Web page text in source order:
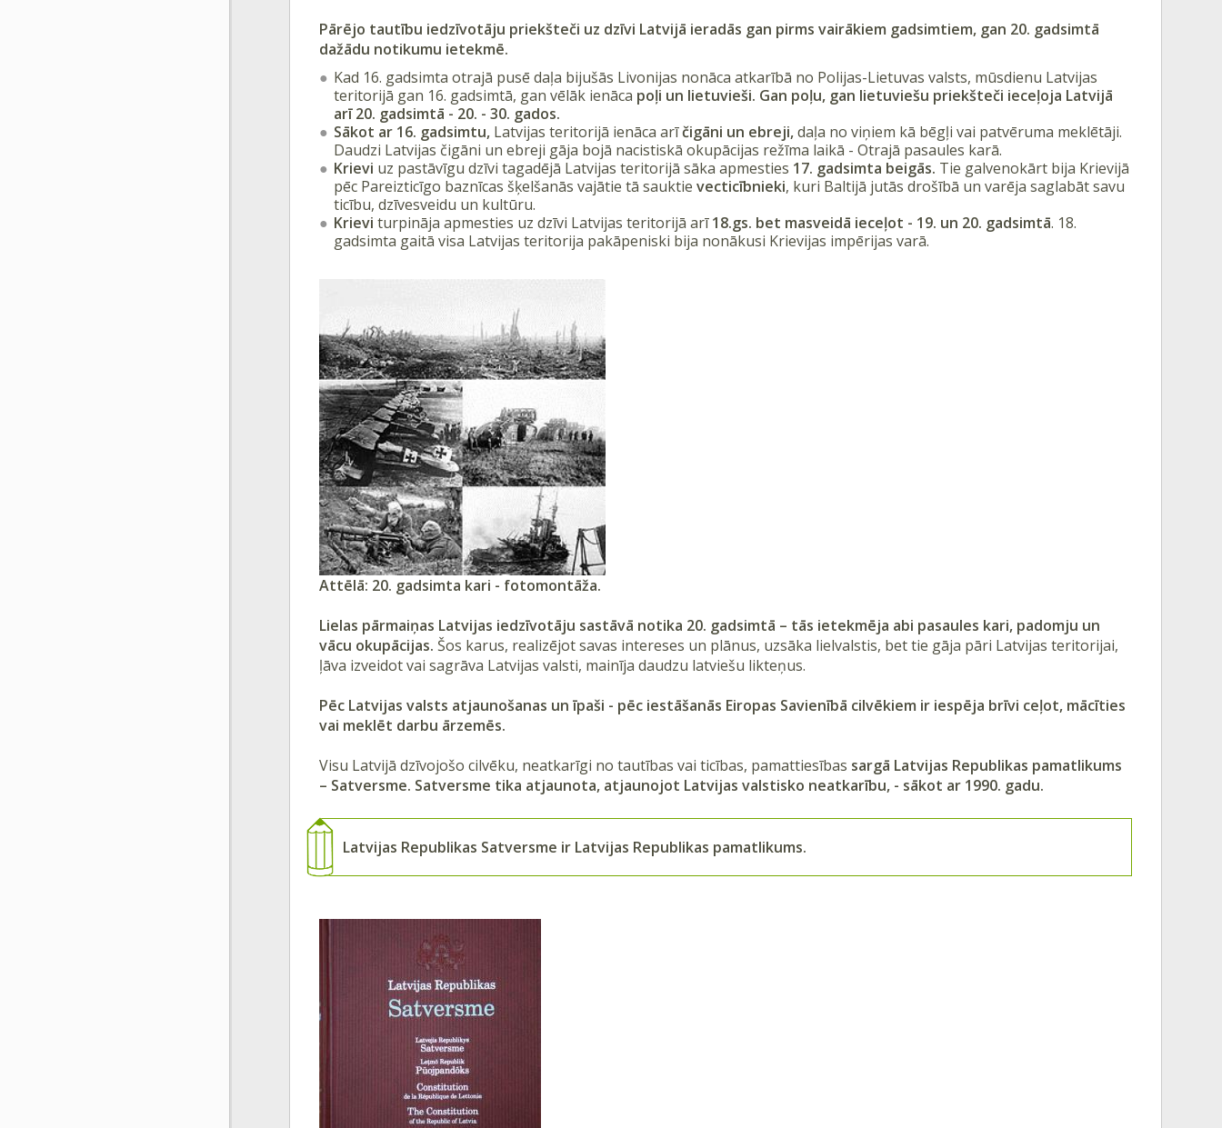
Pārējo tautību iedzīvotāju priekšteči uz dzīvi Latvijā ieradās gan pirms vairākiem gadsimtiem, gan 20. gadsimtā
dažādu notikumu ietekmē.
Kad 16. gadsimta otrajā pusē daļa bijušās Livonijas nonāca atkarībā no Polijas-Lietuvas valsts, mūsdienu Latvijas
teritorijā gan 16. gadsimtā, gan vēlāk ienāca poļi un lietuvieši. Gan poļu, gan lietuviešu priekšteči ieceļoja Latvijā
arī 20. gadsimtā - 20. - 30. gados.
Sākot ar 16. gadsimtu, Latvijas teritorijā ienāca arīčigāni un ebreji,daļa no viņiem kā bēgļi vai patvēruma meklētāji.
Daudzi Latvijas čigāni un ebreji gāja bojā nacistiskā okupācijas režīma laikā - Otrajā pasaules karā.
Krievi uz pastāvīgu dzīvi tagadējā Latvijas teritorijā sāka apmesties 17. gadsimta beigās. Tie galvenokārt bija Krievijā
pēc Pareizticīgo baznīcas šķelšanās vajātie tā sauktie vecticībnieki, kuri Baltijā jutās drošībā un varēja saglabāt savu
ticību, dzīvesveidu un kultūru.
Krievi turpināja apmesties uz dzīvi Latvijas teritorijā arī18.gs. bet masveidā ieceļot - 19. un 20. gadsimtā. 18.
gadsimta gaitā visa Latvijas teritorija pakāpeniski bija nonākusi Krievijas impērijas varā.
Attēlā: 20. gadsimta kari - fotomontāža.
Lielas pārmaiņas Latvijas iedzīvotāju sastāvā notika 20. gadsimtā – tās ietekmēja abi pasaules kari, padomju un
vācu okupācijas. Šos karus, realizējot savas intereses un plānus, uzsāka lielvalstis, bet tie gāja pāri Latvijas teritorijai,
ļāva izveidot vai sagrāva Latvijas valsti, mainīja daudzu latviešu likteņus.
Pēc Latvijas valsts atjaunošanas un īpaši - pēc iestāšanās Eiropas Savienībā cilvēkiem ir iespēja brīvi ceļot, mācīties
vai meklēt darbu ārzemēs.
Visu Latvijā dzīvojošo cilvēku, neatkarīgi no tautības vai ticības, pamattiesības sargā Latvijas Republikas pamatlikums
– Satversme. Satversme tika atjaunota, atjaunojot Latvijas valstisko neatkarību, - sākot ar 1990. gadu.
Latvijas Republikas Satversme ir Latvijas Republikas pamatlikums.